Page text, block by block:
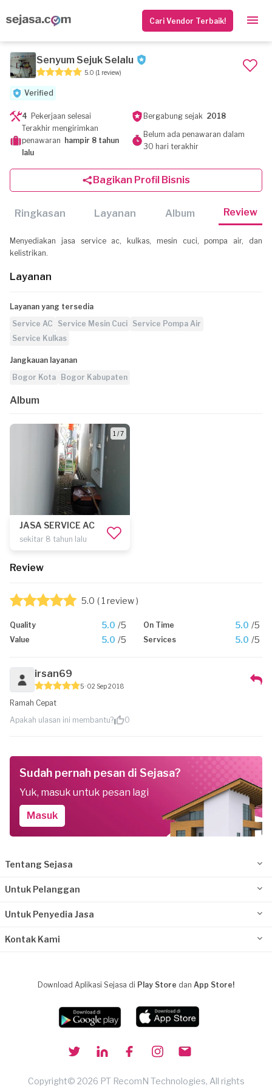
Cari Vendor Terbaik!
Senyum Sejuk Selalu
5.0 (1 review)
Verified
4 Pekerjaan selesai Bergabung sejak 2018
Terakhir mengirimkan
penawaran hampir 8 tahun
lalu
Belum ada penawaran dalam
30 hari terakhir
Bagikan Profil Bisnis
Ringkasan Layanan Album Review
Menyediakan jasa service ac, kulkas, mesin cuci, pompa air, dan
kelistrikan.
Layanan
Layanan yang tersedia
Service AC
Service Mesin Cuci Service Pompa Air
Service Kulkas
Jangkauan layanan
Bogor Kota
Bogor Kabupaten
Album
1 / 7
JASA SERVICE AC
sekitar 8 tahun lalu
Review
5.0 ( 1 review )
Quality 5.0 /5 On Time 5.0 /5
Value 5.0 /5 Services 5.0 /5
irsan69
5 02 Sep 2018
Ramah Cepat
Apakah ulasan ini membantu?
0
Sudah pernah pesan di Sejasa?
Yuk, masuk untuk pesan lagi
Masuk
Tentang Sejasa
Untuk Pelanggan
Untuk Penyedia Jasa
Kontak Kami
Download Aplikasi Sejasa di Play Store dan App Store!
Copyright© 2026 PT RecomN Technologies, All rights